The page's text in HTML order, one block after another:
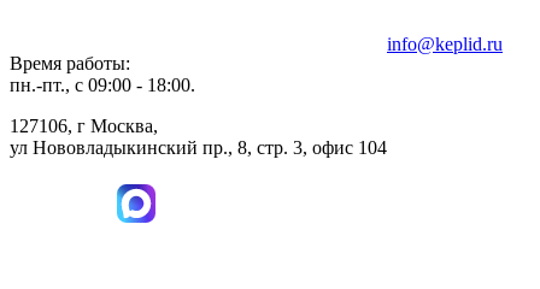
Время работы:
пн.-пт., с 09:00 - 18:00.
127106, г Москва,
ул Нововладыкинский пр., 8, стр. 3, офис 104
info@keplid.ru